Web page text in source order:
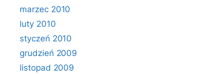
marzec 2010
luty 2010
styczeń 2010
grudzień 2009
listopad 2009